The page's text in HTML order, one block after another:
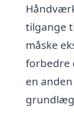
tilgange
måske
forbedre
en